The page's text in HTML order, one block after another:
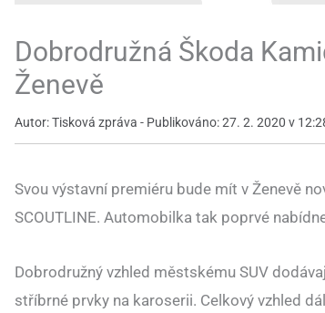
Dobrodružná Škoda
Ženevě
Autor: Tisková zpráva - Publikováno: 27. 2. 2020 v
Svou výstavní premiéru bude mít v Ženevě
SCOUTLINE. Automobilka tak poprvé
Dobrodružný vzhled městskému SUV
stříbrné prvky na karoserii. Celkový vzhled